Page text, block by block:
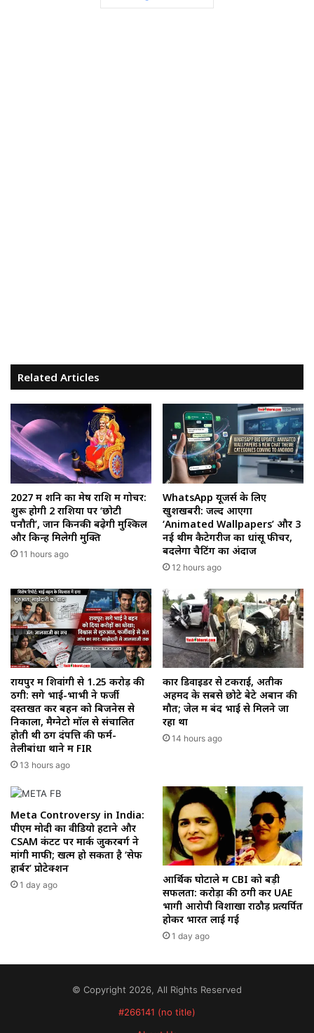
Related Articles
2027 में शनि का मेष राशि में गोचर:
शुरू होगी 2 राशियों पर ‘छोटी
पनौती’, जानें किनकी बढ़ेगी मुश्किलें
और किन्हें मिलेगी मुक्ति
11 hours ago
WhatsApp यूजर्स के लिए
खुशखबरी: जल्द आएगा
‘Animated Wallpapers’ और 3
नई थीम कैटेगरीज का धांसू फीचर,
बदलेगा चैटिंग का अंदाज
12 hours ago
रायपुर में शिवांगी से 1.25 करोड़ की
ठगी: सगे भाई-भाभी ने फर्जी
दस्तखत कर बहन को बिजनेस से
निकाला, मैग्नेटो मॉल से संचालित
होती थी ठग दंपत्ति की फर्म-
तेलीबांधा थाने में FIR
13 hours ago
कार डिवाइडर से टकराई, अतीक
अहमद के सबसे छोटे बेटे अबान की
मौत; जेल में बंद भाई से मिलने जा
रहा था
14 hours ago
Meta Controversy in India:
पीएम मोदी का वीडियो हटाने और
CSAM कंटेंट पर मार्क जुकरबर्ग ने
मांगी माफी; खत्म हो सकता है ‘सेफ
हार्बर’ प्रोटेक्शन
1 day ago
आर्थिक घोटाले में CBI को बड़ी
सफलता: करोड़ों की ठगी कर UAE
भागी आरोपी विशाखा राठौड़ प्रत्यर्पित
होकर भारत लाई गई
1 day ago
© Copyright 2026, All Rights Reserved
#266141 (no title)